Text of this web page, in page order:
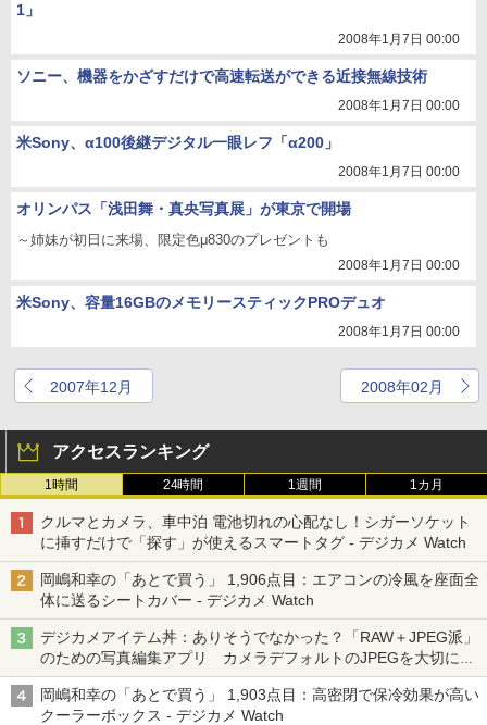
1」
2008年1月7日 00:00
ソニー、機器をかざすだけで高速転送ができる近接無線技術
2008年1月7日 00:00
米Sony、α100後継デジタル一眼レフ「α200」
2008年1月7日 00:00
オリンパス「浅田舞・真央写真展」が東京で開場
～姉妹が初日に来場、限定色μ830のプレゼントも
2008年1月7日 00:00
米Sony、容量16GBのメモリースティックPROデュオ
2008年1月7日 00:00
2007年12月 2008年02月
アクセスランキング
1時間 24時間 1週間 1カ月
クルマとカメラ、車中泊 電池切れの心配なし！シガーソケット
に挿すだけで「探す」が使えるスマートタグ - デジカメ Watch
岡嶋和幸の「あとで買う」 1,906点目：エアコンの冷風を座面全
体に送るシートカバー - デジカメ Watch
デジカメアイテム丼：ありそうでなかった？「RAW＋JPEG派」
のための写真編集アプリ カメラデフォルトのJPEGを大切にす
る「Filmator」
岡嶋和幸の「あとで買う」 1,903点目：高密閉で保冷効果が高い
クーラーボックス - デジカメ Watch